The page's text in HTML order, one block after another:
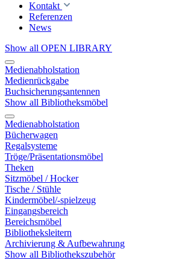
Kontakt
Referenzen
News
Show all OPEN LIBRARY
Medienabholstation
Medienrückgabe
Buchsicherungsantennen
Show all Bibliotheksmöbel
Medienabholstation
Bücherwagen
Regalsysteme
Tröge/Präsentationsmöbel
Theken
Sitzmöbel / Hocker
Tische / Stühle
Kindermöbel/-spielzeug
Eingangsbereich
Bereichsmöbel
Bibliotheksleitern
Archivierung & Aufbewahrung
Show all Bibliothekszubehör